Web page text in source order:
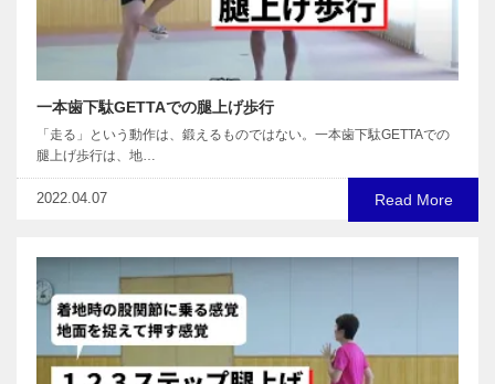
一本歯下駄GETTAでの腿上げ歩行
「走る」という動作は、鍛えるものではない。一本歯下駄GETTAでの
腿上げ歩行は、地…
Read More
2022.04.07